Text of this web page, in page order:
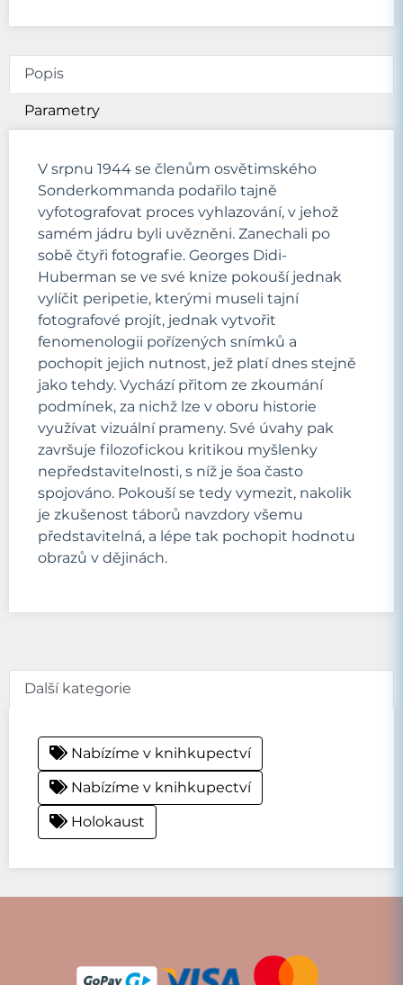
Popis
Parametry
V srpnu 1944 se členům osvětimského
Sonderkommanda podařilo tajně
vyfotografovat proces vyhlazování, v jehož
samém jádru byli uvězněni. Zanechali po
sobě čtyři fotografie. Georges Didi-
Huberman se ve své knize pokouší jednak
vylíčit peripetie, kterými museli tajní
fotografové projít, jednak vytvořit
fenomenologii pořízených snímků a
pochopit jejich nutnost, jež platí dnes stejně
jako tehdy. Vychází přitom ze zkoumání
podmínek, za nichž lze v oboru historie
využívat vizuální prameny. Své úvahy pak
završuje filozofickou kritikou myšlenky
nepředstavitelnosti, s níž je šoa často
spojováno. Pokouší se tedy vymezit, nakolik
je zkušenost táborů navzdory všemu
představitelná, a lépe tak pochopit hodnotu
obrazů v dějinách.
Další kategorie
Nabízíme v knihkupectví
Nabízíme v knihkupectví
Holokaust